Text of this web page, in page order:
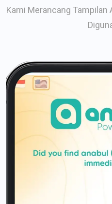
Kami Merancang Tampilan